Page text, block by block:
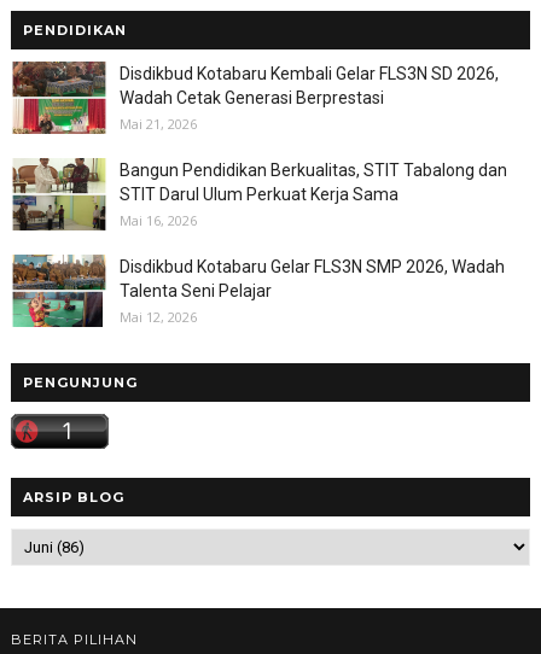
PENDIDIKAN
Disdikbud Kotabaru Kembali Gelar FLS3N SD 2026,
Wadah Cetak Generasi Berprestasi
Mai 21, 2026
Bangun Pendidikan Berkualitas, STIT Tabalong dan
STIT Darul Ulum Perkuat Kerja Sama
Mai 16, 2026
Disdikbud Kotabaru Gelar FLS3N SMP 2026, Wadah
Talenta Seni Pelajar
Mai 12, 2026
PENGUNJUNG
ARSIP BLOG
BERITA PILIHAN